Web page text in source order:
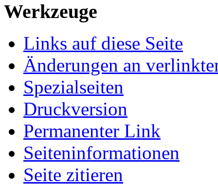
Werkzeuge
Links auf diese Seite
Änderungen an
Spezialseiten
Druckversion
Permanenter Link
Seiten­informationen
Seite zitieren